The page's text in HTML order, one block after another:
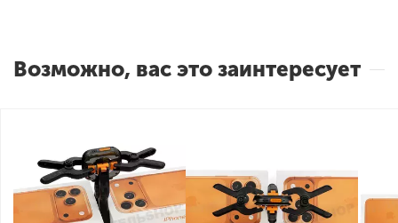
Возможно, вас это заинтересует